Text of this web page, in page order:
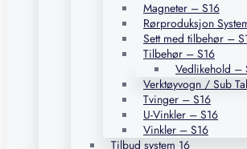
Magneter – S16
Rørproduksjon
Sett med tilbehør –
Tilbehør – S16
Vedlikehold –
Verktøyvogn / Sub
Tvinger – S16
U-Vinkler – S16
Vinkler – S16
Tilbud system 16